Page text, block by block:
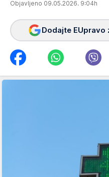
Objavljeno 09.05.2026. 9:04h
Dodajte